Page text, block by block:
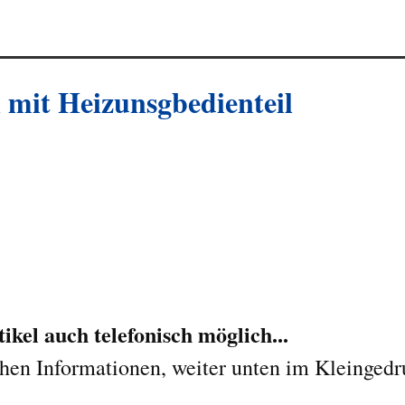
Heizunsgbedienteil
auch telefonisch möglich...
Informationen, weiter unten im